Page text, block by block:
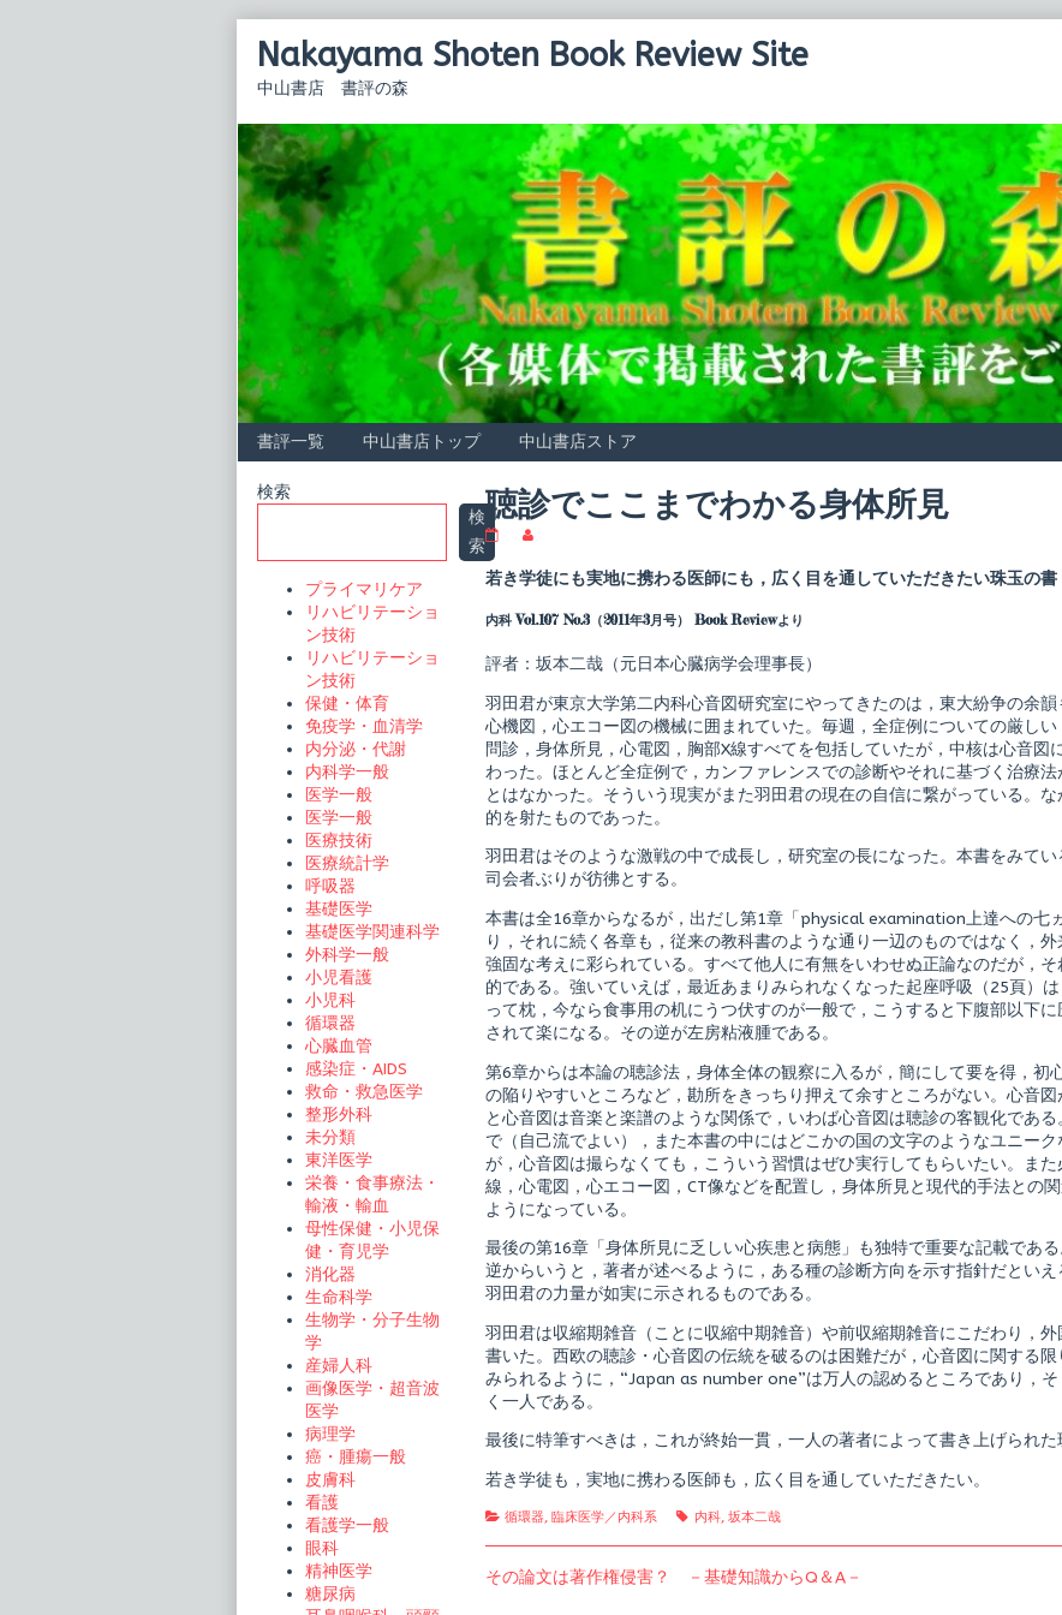
Nakayama Shoten Book Review Site
中山書店 書評の森
書評一覧 中山書店トップ 中山書店ストア
聴診でここまでわかる身体所見
で
こ
ま
わ
る
身
体
所
見
published
on
posts
by
author
聴
で
こ
こ
ま
わ
か
る
体
所
若き学徒にも実地に携わる医師にも，広く目を通していただきたい珠玉の書
内科 Vol.107 No.3（2011年3月号） Book Reviewより
評者：坂本二哉（元日本心臓病学会理事長）
羽田君が東京大学第二内科心音図研究室にやってきたのは，東大紛争の余
心機図，心エコー図の機械に囲まれていた。毎週，全症例についての厳し
問診，身体所見，心電図，胸部X線すべてを包括していたが，中核は心音図
わった。ほとんど全症例で，カンファレンスでの診断やそれに基づく治療
とはなかった。そういう現実がまた羽田君の現在の自信に繋がっている。
的を射たものであった。
羽田君はそのような激戦の中で成長し，研究室の長になった。本書をみて
司会者ぶりが彷彿とする。
本書は全16章からなるが，出だし第1章「physical examination上達への七
り，それに続く各章も，従来の教科書のような通り一辺のものではなく，
強固な考えに彩られている。すべて他人に有無をいわせぬ正論なのだが，
的である。強いていえば，最近あまりみられなくなった起座呼吸（25頁）
って枕，今なら食事用の机にうつ伏すのが一般で，こうすると下腹部以下
されて楽になる。その逆が左房粘液腫である。
第6章からは本論の聴診法，身体全体の観察に入るが，簡にして要を得，初
の陥りやすいところなど，勘所をきっちり押えて余すところがない。心音
と心音図は音楽と楽譜のような関係で，いわば心音図は聴診の客観化であ
で（自己流でよい），また本書の中にはどこかの国の文字のようなユニー
が，心音図は撮らなくても，こういう習慣はぜひ実行してもらいたい。ま
線，心電図，心エコー図，CT像などを配置し，身体所見と現代的手法との
ようになっている。
最後の第16章「身体所見に乏しい心疾患と病態」も独特で重要な記載であ
逆からいうと，著者が述べるように，ある種の診断方向を示す指針だとい
羽田君の力量が如実に示されるものである。
羽田君は収縮期雑音（ことに収縮中期雑音）や前収縮期雑音にこだわり，
書いた。西欧の聴診・心音図の伝統を破るのは困難だが，心音図に関する
みられるように，“Japan as number one”は万人の認めるところであり，
く一人である。
最後に特筆すべきは，これが終始一貫，一人の著者によって書き上げられた
若き学徒も，実地に携わる医師も，広く目を通していただきたい。
Categories
循環器 ,臨床医学／内科系 Tags
内科 ,坂本二哉
投
Previous
その論文は著作権侵害？ －基礎知識からQ＆A－
Primary
検索
検
索
プライマリケア
リハビリテーショ
ン技術
リハビリテーショ
ン技術
保健・体育
免疫学・血清学
内分泌・代謝
内科学一般
医学一般
医学一般
医療技術
医療統計学
呼吸器
基礎医学
基礎医学関連科学
外科学一般
小児看護
小児科
循環器
心臓血管
感染症・AIDS
救命・救急医学
整形外科
未分類
東洋医学
栄養・食事療法・
輸液・輸血
母性保健・小児保
健・育児学
消化器
生命科学
生物学・分子生物
学
産婦人科
画像医学・超音波
医学
病理学
癌・腫瘍一般
皮膚科
看護
看護学一般
眼科
精神医学
糖尿病